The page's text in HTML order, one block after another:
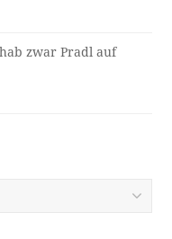
zwar Pradl auf